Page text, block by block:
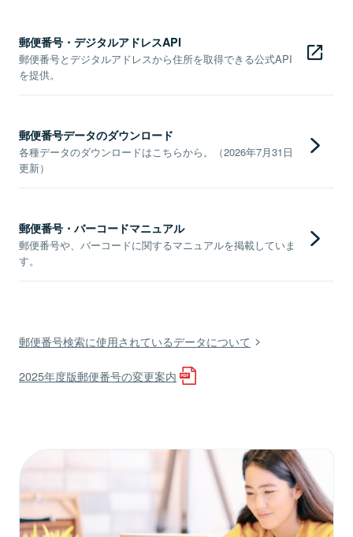
郵便番号・デジタルアドレスAPI
郵便番号とデジタルアドレスから住所を取得できる公式API
を提供。
郵便番号データのダウンロード
各種データのダウンロードはこちらから。（2026年7月31日
更新）
郵便番号・バーコードマニュアル
郵便番号や、バーコードに関するマニュアルを掲載していま
す。
郵便番号検索に使用されているデータについて
2025年度版郵便番号の変更案内